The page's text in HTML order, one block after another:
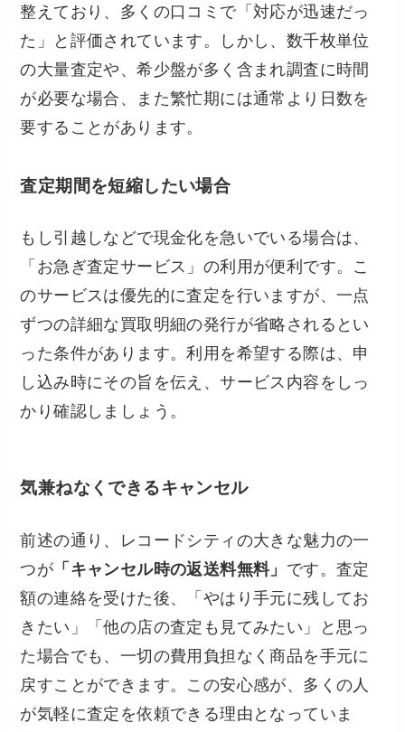
整えており、多くの口コミで「対応が迅速だっ
た」と評価されています。しかし、数千枚単位
の大量査定や、希少盤が多く含まれ調査に時間
が必要な場合、また繁忙期には通常より日数を
要することがあります。
査定期間を短縮したい場合
もし引越しなどで現金化を急いでいる場合は、
「お急ぎ査定サービス」の利用が便利です。こ
のサービスは優先的に査定を行いますが、一点
ずつの詳細な買取明細の発行が省略されるとい
った条件があります。利用を希望する際は、申
し込み時にその旨を伝え、サービス内容をしっ
かり確認しましょう。
気兼ねなくできるキャンセル
前述の通り、レコードシティの大きな魅力の一
つが 「キャンセル時の返送料無料」 です。査定
額の連絡を受けた後、「やはり手元に残してお
きたい」「他の店の査定も見てみたい」と思っ
た場合でも、一切の費用負担なく商品を手元に
戻すことができます。この安心感が、多くの人
が気軽に査定を依頼できる理由となっていま